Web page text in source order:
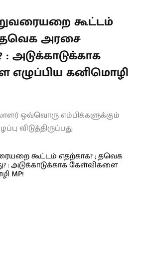
கூட்டம்
தவெக அரசை
: அடுக்காடுக்காக
எழுப்பிய கனிமொழி
ஒவ்வொரு எம்பிக்களுக்கும்
விடுத்திருப்பது